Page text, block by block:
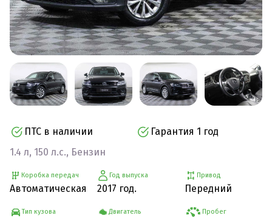
ПТС в наличии
Гарантия 1 год
1.4 л, 150 л.с., Бензин
Коробка передач
Автоматическая
Тип кузова
Год выпуска
2017 год.
Двигатель
Привод
Передний
Пробег